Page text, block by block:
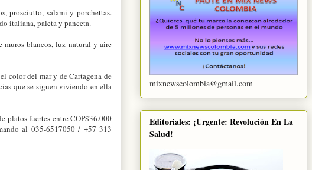
prosciutto, salami y porchettas.
italiana, paleta y panceta.
muros blancos, luz natural y aire
color del mar y de Cartagena de
que se siguen viviendo en ella
platos fuertes entre COP$36.000
al 035-6517050 / +57 313
mixnewscolombia@gmail.com
Editoriales: ¡Urgente: Revolución En La
Salud!